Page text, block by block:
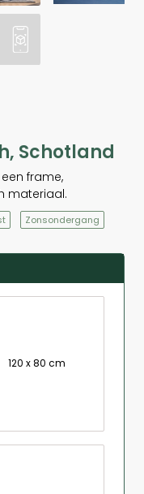
Schotland
frame,
materiaal.
Zonsondergang
120 x 80 cm